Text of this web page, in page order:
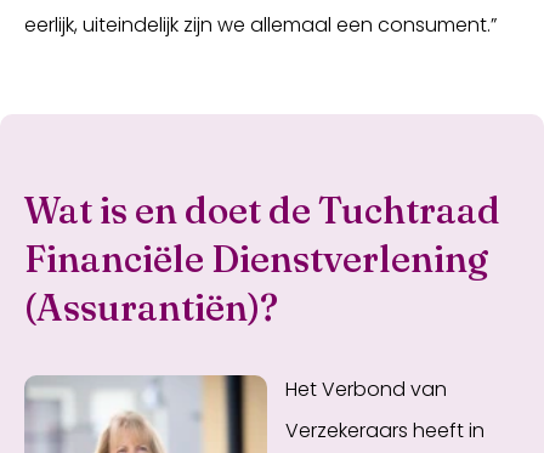
eerlijk, uiteindelijk zijn we allemaal een consument.”
Wat is en doet de Tuchtraad
Financiële Dienstverlening
(Assurantiën)?
Het Verbond van
Verzekeraars heeft in